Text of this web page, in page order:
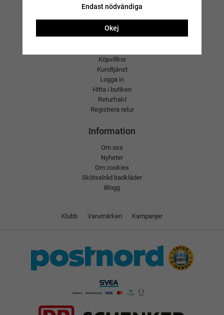
E-handel
Köpvillkor
Kundtjänst
Logga in
Hitta i butiken
Returfrakt
Registrera retur
Information
Om oss
Nyheter
Om cookies
Skötselråd badkläder
Blogg
Klubb Varumärken Kampanjer
Endast nödvändiga
Okej